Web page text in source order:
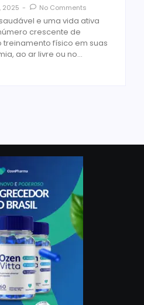
2025 - No Comments
e uma vida ativa
crescente de
físico em suas
ao ar livre ou no...